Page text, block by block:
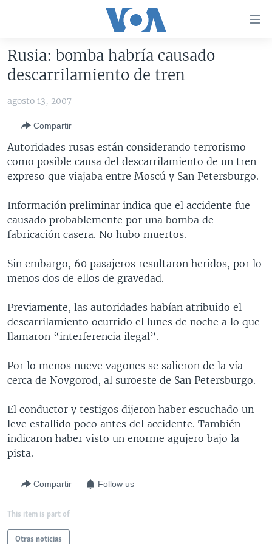
accesibilidad
Salte
principal
Salte
navegador
principal
Salte
búsqueda
AMÉRICA DEL NORTE
MÉXICO
HAITÍ
ELECCIONES EEUU
VOTO DIVIDIDO
VOA VERIFICA
VOA VERIFICA UCRANIA/RUSIA
VOA VERIFICA INMIGRACIÓN
VOA VERIFICA AMÉRICA LATINA
AMÉRICA LATINA
ARGENTINA
BOLIVIA
CHILE
PERÚ
ECUADOR
VENEZUELA
BRASIL
CHINA EN AMÉRICA LATINA
CENTROAMÉRICA
EL SALVADOR
GUATEMALA
HONDURAS
NICARAGUA
INMIGRACIÓN
LIBERTAD DE PRENSA
MUNDO
ECONOMÍA
ENTRETENIMIENTO Y CULTURA
TECNOLOGÍA
CIENCIA Y SALUD
ESPECIALES DE LA VOA
LIBERTAD DE PRENSA
UCRANIA
MULTIMEDIA
VIDEOS
FOTOGRAFÍA
PROGRAMAS TV
EL MUNDO AL DÍA
VISIÓN 360
PANORAMA
RADIO
AUDIONOTICIAS
ESTADOS UNIDOS AL DÍA
EL MUNDO AL DÍA [RADIO]
FORO [RADIO]
DEPORTIVO INTERNACIONAL
NOTA ECONÓMICA
DOCUMENTALES DE LA VOA
SÍGANOS
Rusia: bomba habría causado
descarrilamiento de tren
agosto 13, 2007
Compartir
Autoridades rusas están considerando terrorismo
como posible causa del descarrilamiento de un tren
expreso que viajaba entre Moscú y San Petersburgo.
Información preliminar indica que el accidente fue
causado probablemente por una bomba de
fabricación casera. No hubo muertos.
Sin embargo, 60 pasajeros resultaron heridos, por lo
menos dos de ellos de gravedad.
Previamente, las autoridades habían atribuido el
descarrilamiento ocurrido el lunes de noche a lo que
llamaron “interferencia ilegal”.
Por lo menos nueve vagones se salieron de la vía
cerca de Novgorod, al suroeste de San Petersburgo.
El conductor y testigos dijeron haber escuchado un
leve estallido poco antes del accidente. También
indicaron haber visto un enorme agujero bajo la
pista.
Compartir Follow us
This item is part of
Otras noticias